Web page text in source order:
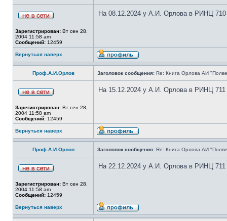
Зарегистрирован: Вт сен 28,
2004 11:58 am
Сообщений: 12459
На 08.12.2024 у А.И. Орлова в РИНЦ 710
Вернуться наверх
Проф.А.И.Орлов Заголовок сообщения: Re: Книга Орлова АИ
Зарегистрирован: Вт сен 28,
2004 11:58 am
Сообщений: 12459
На 15.12.2024 у А.И. Орлова в РИНЦ 711
Вернуться наверх
Проф.А.И.Орлов Заголовок сообщения: Re: Книга Орлова АИ
Зарегистрирован: Вт сен 28,
2004 11:58 am
Сообщений: 12459
На 22.12.2024 у А.И. Орлова в РИНЦ 711
Вернуться наверх